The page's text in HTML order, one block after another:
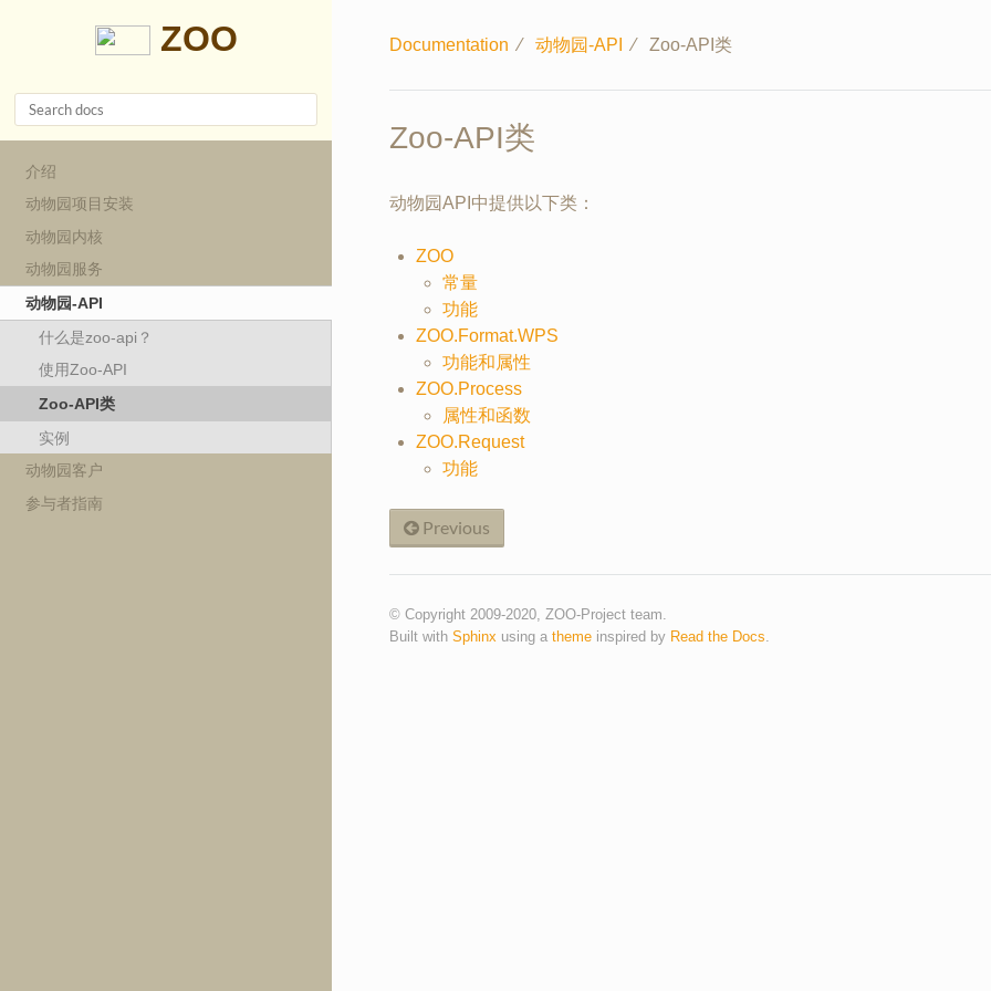
ZOO
介绍
动物园项目安装
动物园内核
动物园服务
动物园-API
什么是zoo-api？
使用Zoo-API
Zoo-API类
实例
动物园客户
参与者指南
Documentation ∕ 动物园-API ∕ Zoo-API类
Zoo-API类
动物园API中提供以下类：
ZOO
常量
功能
ZOO.Format.WPS
功能和属性
ZOO.Process
属性和函数
ZOO.Request
功能
Previous
© Copyright 2009-2020, ZOO-Project team.
Built with Sphinx using a themeinspired by Read the Docs